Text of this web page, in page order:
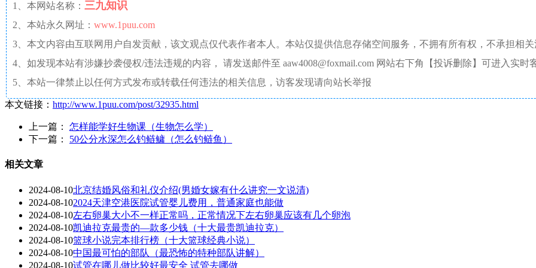
1、本网站名称： 三九知识
2、本站永久网址： www.1puu.com
3、本文内容由互联网用户自发贡献，该文观点仅代表作者本人。本站仅提供信息存储空间服务，不拥有所有权，不承担相
4、如发现本站有涉嫌抄袭侵权/违法违规的内容， 请发送邮件至 aaw4008@foxmail.com 网站右下角【投诉删除】可进入实时
5、本站一律禁止以任何方式发布或转载任何违法的相关信息，访客发现请向站长举报
本文链接： http://www.1puu.com/post/32935.html
上一篇： 怎样能学好生物课（生物怎么学）
下一篇： 50公分水深怎么钓鲢鳙（怎么钓鲢鱼）
相关文章
2024-08-10北京结婚风俗和礼仪介绍(男婚女嫁有什么讲究一文说清)
2024-08-102024天津空港医院试管婴儿费用，普通家庭也能做
2024-08-10左右卵巢大小不一样正常吗，正常情况下左右卵巢应该有几个卵泡
2024-08-10凯迪拉克最贵的—款多少钱（十大最贵凯迪拉克）
2024-08-10篮球小说完本排行榜（十大篮球经典小说）
2024-08-10中国最可怕的部队（最恐怖的特种部队讲解）
2024-08-10试管在哪儿做比较好最安全 试管去哪做